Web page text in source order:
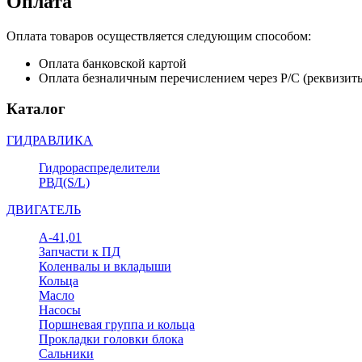
Оплата товаров осуществляется следующим способом:
Оплата банковской картой
Оплата безналичным перечислением через Р/С
Каталог
ГИДРАВЛИКА
Гидрораспределители
РВД(S/L)
ДВИГАТЕЛЬ
А-41,01
Запчасти к ПД
Коленвалы и вкладыши
Кольца
Масло
Насосы
Поршневая группа и кольца
Прокладки головки блока
Сальники